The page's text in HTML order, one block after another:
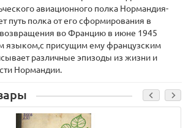
авиационного полка Нормандия-
путь полка от его сформирования в
возвращения во Францию в июне 1945
языком,с присущим ему французским
различные эпизоды из жизни и
Нормандии.